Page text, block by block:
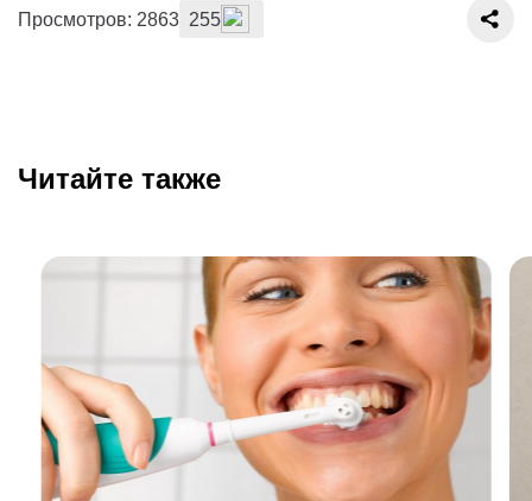
Просмотров: 2863 255
Читайте также